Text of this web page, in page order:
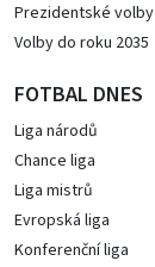
Prezidentské volby
Volby do roku 2035
FOTBAL DNES
Liga národů
Chance liga
Liga mistrů
Evropská liga
Konferenční liga